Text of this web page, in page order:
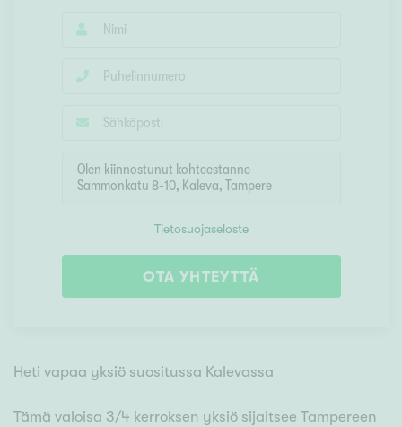
Tietosuojaseloste
OTA YHTEYTTÄ
Heti vapaa yksiö suositussa Kalevassa
Tämä valoisa 3/4 kerroksen yksiö sijaitsee Tampereen